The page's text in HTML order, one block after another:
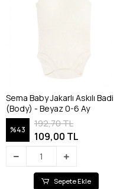
Sema Baby Jakarlı Askılı Badi
(Body) - Beyaz 0-6 Ay
%43
192,70 TL
109,00 TL
Sepete Ekle